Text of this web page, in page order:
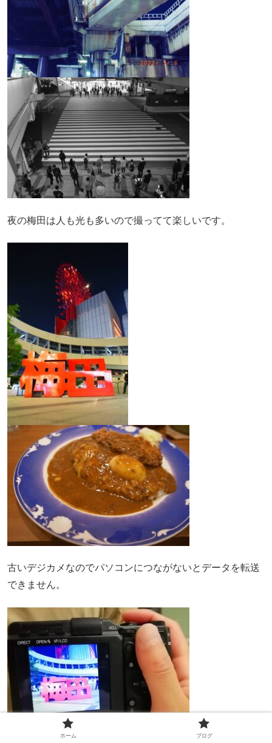
夜の梅田は人も光も多いので撮ってて楽しいです。
古いデジカメなのでパソコンにつながないとデータを転送
できません。
ホーム ブログ